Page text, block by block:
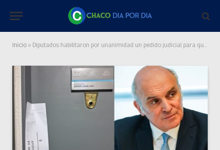
Inicio » Diputados habilitaron por unanimidad un pedido judicial para que se investigue a Espert